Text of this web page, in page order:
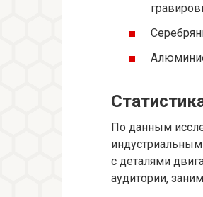
По данным
с деталями
аудитории,